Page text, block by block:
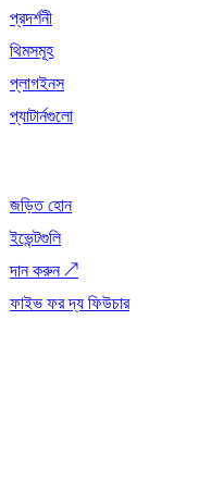
প্রদর্শনী
থিমসমূহ
প্লাগইনস
প্যাটার্নগুলো
জড়িত হোন
ইভেন্টগুলি
দান করুন↗
ফাইভ ফর দ্য ফিউচার